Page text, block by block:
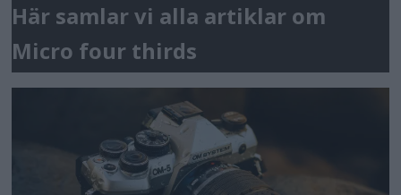
Här samlar vi alla artiklar om
Micro four thirds